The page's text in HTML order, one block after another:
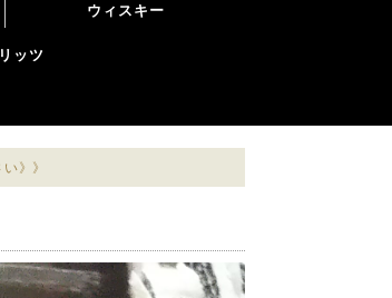
ウィスキー
ッツ
》》